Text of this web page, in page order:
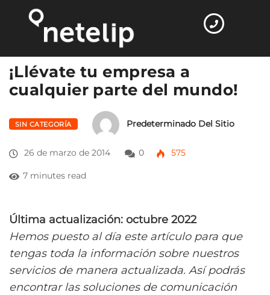
Home Sin categoría ¡Llévate tu empresa…
¡Llévate tu empresa a
cualquier parte del mundo!
SIN CATEGORÍA Predeterminado Del Sitio
26 de marzo de 2014 0 575
7 minutes read
Última actualización: octubre 2022
Hemos puesto al día este artículo para que
tengas toda la información sobre nuestros
servicios de manera actualizada. Así podrás
encontrar las soluciones de comunicación